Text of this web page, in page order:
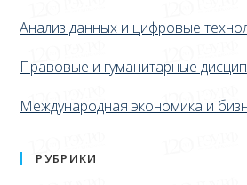
Анализ данных и цифровые
Правовые и гуманитарные
Международная экономика и
РУБРИКИ